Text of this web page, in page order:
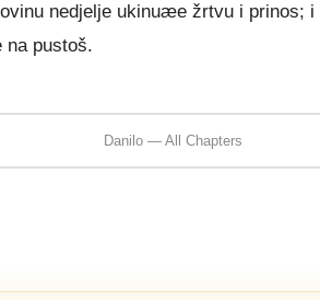
nedjelje ukinuæe žrtvu i prinos; i
na pustoš.
Danilo — All Chapters